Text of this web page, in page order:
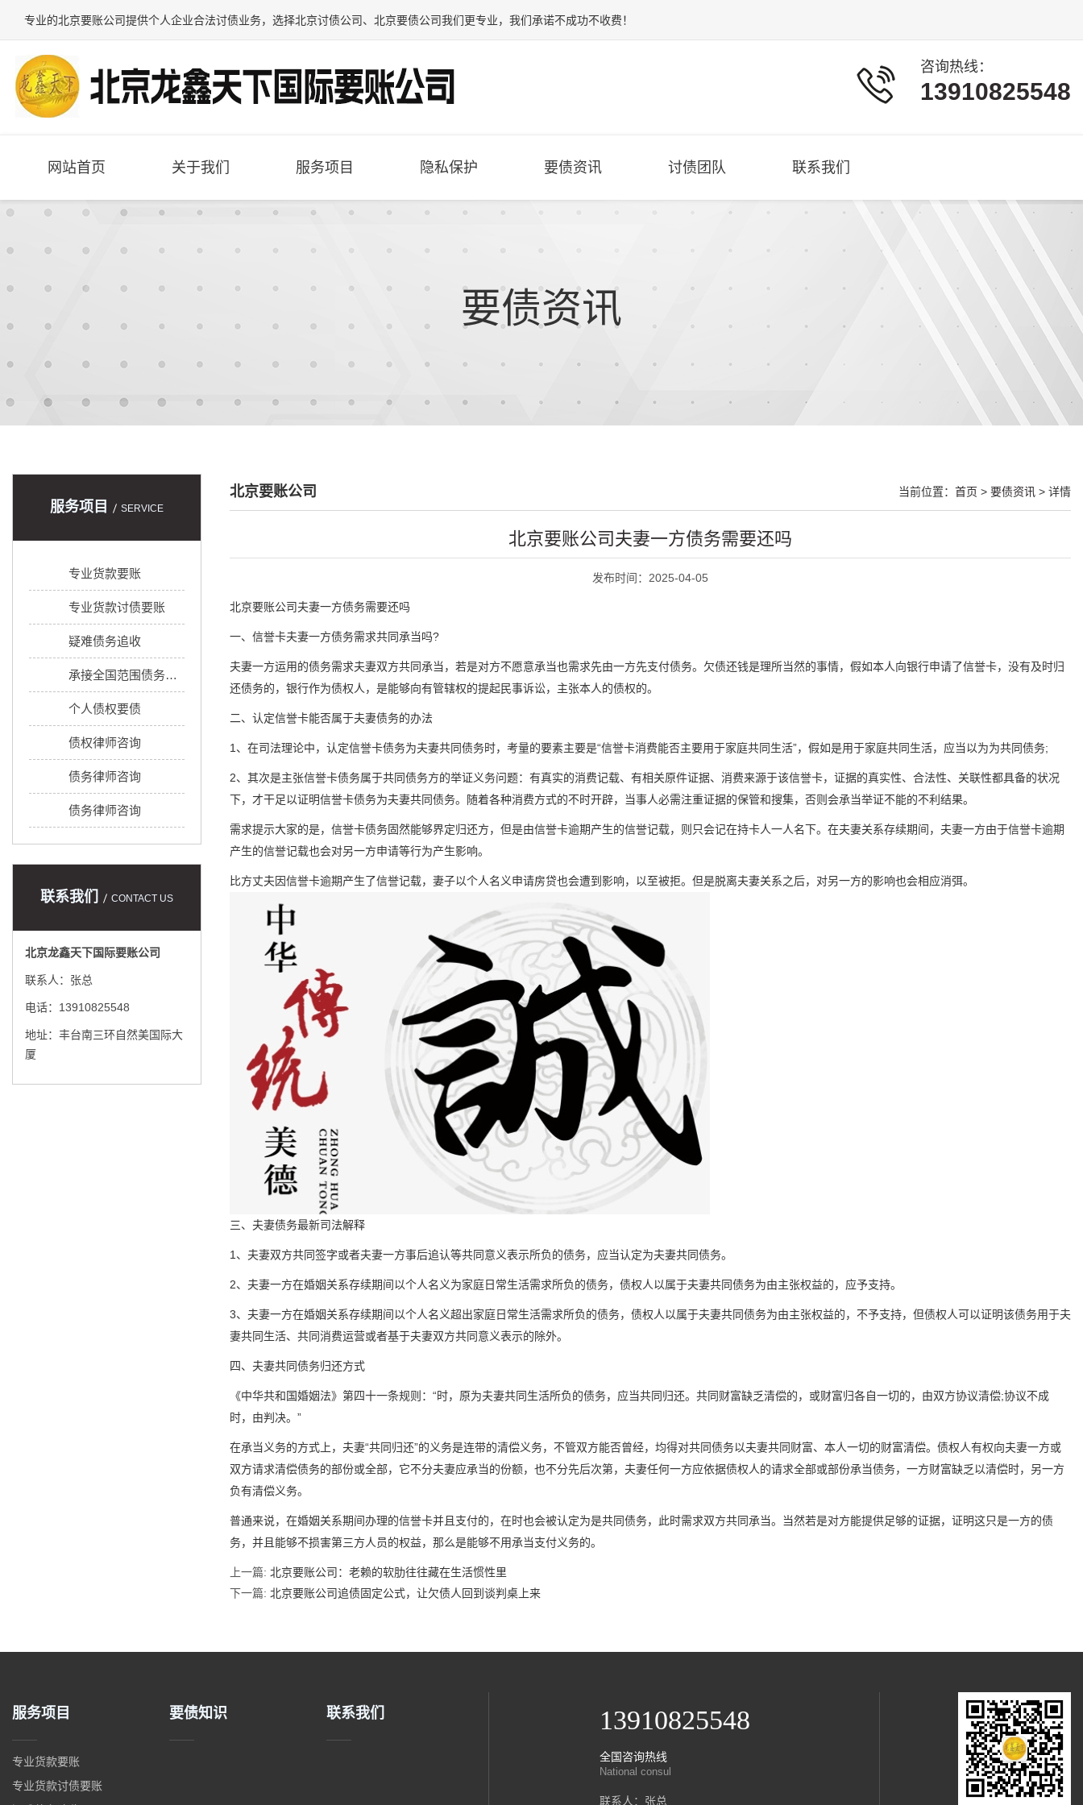
专业的北京要账公司提供个人企业合法讨债业务，选择北京讨债公司、 北京要债公司我们更专业，我们承诺不成功不收费！
咨询热线：
13910825548
网站首页 关于我们 服务项目 隐私保护 要债资讯 讨债团队 联系我们
要债资讯
服务项目 SERVICE
专业货款要账
专业货款讨债要账
疑难债务追收
承接全国范围债务追收
个人债权要债
债权律师咨询
债务律师咨询
债务律师咨询
联系我们 CONTACT US
北京龙鑫天下国际要账公司
联系人：张总
电话：13910825548
地址：丰台南三环自然美国际大
厦
北京要账公司 当前位置： 首页 > 要债资讯 > 详情
北京要账公司夫妻一方债务需要还吗
发布时间：2025-04-05
北京要账公司夫妻一方债务需要还吗
一、信誉卡夫妻一方债务需求共同承当吗?
夫妻一方运用的债务需求夫妻双方共同承当，若是对方不愿意承当也需求先由一方先支付债务。欠债还钱是理所当然的事情，假如本人向银行申请了信誉卡，没有及时归
还债务的，银行作为债权人，是能够向有管辖权的提起民事诉讼，主张本人的债权的。
二、认定信誉卡能否属于夫妻债务的办法
1、在司法理论中，认定信誉卡债务为夫妻共同债务时，考量的要素主要是“信誉卡消费能否主要用于家庭共同生活”，假如是用于家庭共同生活，应当以为为共同债务;
2、其次是主张信誉卡债务属于共同债务方的举证义务问题：有真实的消费记载、有相关原件证据、消费来源于该信誉卡，证据的真实性、合法性、关联性都具备的状况
下，才干足以证明信誉卡债务为夫妻共同债务。随着各种消费方式的不时开辟，当事人必需注重证据的保管和搜集，否则会承当举证不能的不利结果。
需求提示大家的是，信誉卡债务固然能够界定归还方，但是由信誉卡逾期产生的信誉记载，则只会记在持卡人一人名下。在夫妻关系存续期间，夫妻一方由于信誉卡逾期
产生的信誉记载也会对另一方申请等行为产生影响。
比方丈夫因信誉卡逾期产生了信誉记载，妻子以个人名义申请房贷也会遭到影响，以至被拒。但是脱离夫妻关系之后，对另一方的影响也会相应消弭。
三、夫妻债务最新司法解释
1、夫妻双方共同签字或者夫妻一方事后追认等共同意义表示所负的债务，应当认定为夫妻共同债务。
2、夫妻一方在婚姻关系存续期间以个人名义为家庭日常生活需求所负的债务，债权人以属于夫妻共同债务为由主张权益的，应予支持。
3、夫妻一方在婚姻关系存续期间以个人名义超出家庭日常生活需求所负的债务，债权人以属于夫妻共同债务为由主张权益的，不予支持，但债权人可以证明该债务用于夫
妻共同生活、共同消费运营或者基于夫妻双方共同意义表示的除外。
四、夫妻共同债务归还方式
《中华共和国婚姻法》第四十一条规则：“时，原为夫妻共同生活所负的债务，应当共同归还。共同财富缺乏清偿的，或财富归各自一切的，由双方协议清偿;协议不成
时，由判决。”
在承当义务的方式上，夫妻“共同归还”的义务是连带的清偿义务，不管双方能否曾经，均得对共同债务以夫妻共同财富、本人一切的财富清偿。债权人有权向夫妻一方或
双方请求清偿债务的部份或全部，它不分夫妻应承当的份额，也不分先后次第，夫妻任何一方应依据债权人的请求全部或部份承当债务，一方财富缺乏以清偿时，另一方
负有清偿义务。
普通来说，在婚姻关系期间办理的信誉卡并且支付的，在时也会被认定为是共同债务，此时需求双方共同承当。当然若是对方能提供足够的证据，证明这只是一方的债
务，并且能够不损害第三方人员的权益，那么是能够不用承当支付义务的。
上一篇: 北京要账公司：老赖的软肋往往藏在生活惯性里
下一篇: 北京要账公司追债固定公式，让欠债人回到谈判桌上来
服务项目
专业货款要账
专业货款讨债要账
要债知识 联系我们 13910825548
全国咨询热线
National consul
联系人：张总